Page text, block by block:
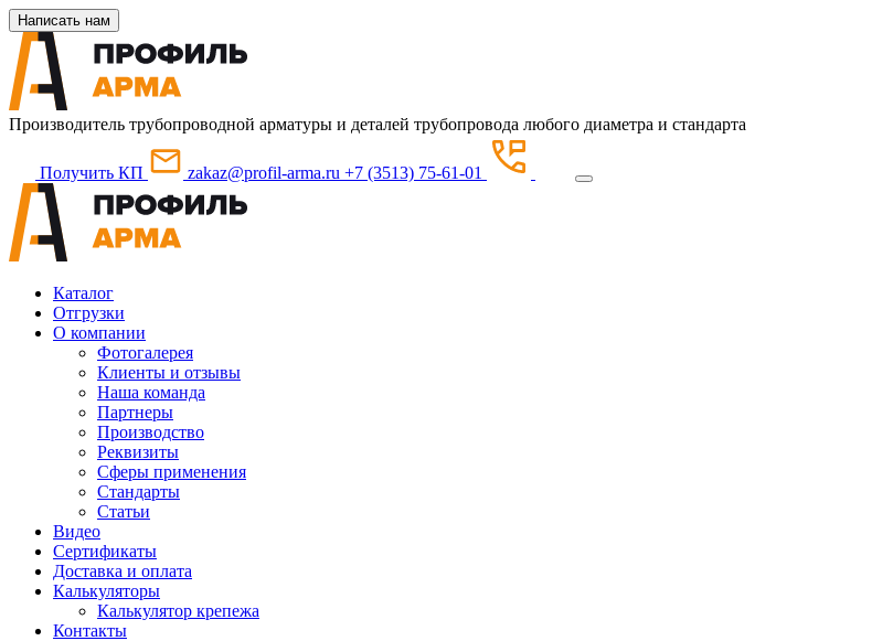
Написать нам
Производитель трубопроводной арматуры и деталей трубопровода любого диаметра и стандарта
Получить КП zakaz@profil-arma.ru +7 (3513) 75-61-01
Каталог
Отгрузки
О компании
Фотогалерея
Клиенты и отзывы
Наша команда
Партнеры
Производство
Реквизиты
Сферы применения
Стандарты
Статьи
Видео
Сертификаты
Доставка и оплата
Калькуляторы
Калькулятор крепежа
Контакты